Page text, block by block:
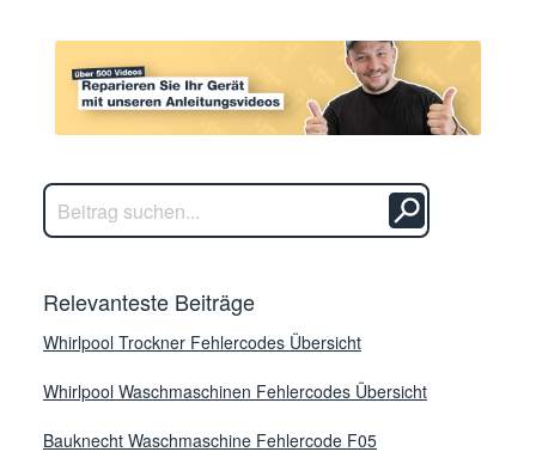
Relevanteste Beiträge
Whirlpool Trockner Fehlercodes Übersicht
Whirlpool Waschmaschinen Fehlercodes Übersicht
Bauknecht Waschmaschine Fehlercode F05